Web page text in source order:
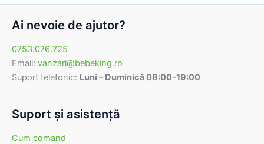
Ai nevoie de ajutor?
0753.076.725
Email: vanzari@bebeking.ro
Suport telefonic: Luni – Duminică 08:00-19:00
Suport şi asistenţă
Cum comand